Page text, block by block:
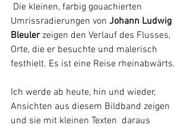
Die kleinen, farbig gouachierten
Umrissradierungen von Johann Ludwig
Bleuler zeigen den Verlauf des Flusses,
Orte, die er besuchte und malerisch
festhielt. Es ist eine Reise rheinabwärts.
Ich werde ab heute, hin und wieder,
Ansichten aus diesem Bildband zeigen
und sie mit kleinen Texten  daraus